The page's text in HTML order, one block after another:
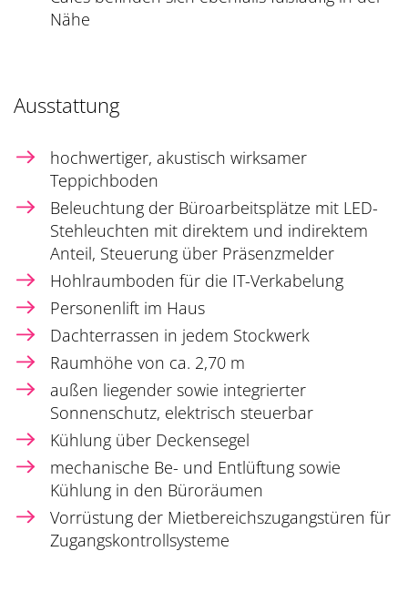
Nähe
Ausstattung
hochwertiger, akustisch wirksamer
Teppichboden
Beleuchtung der Büroarbeitsplätze mit LED-
Stehleuchten mit direktem und indirektem
Anteil, Steuerung über Präsenzmelder
Hohlraumboden für die IT-Verkabelung
Personenlift im Haus
Dachterrassen in jedem Stockwerk
Raumhöhe von ca. 2,70 m
außen liegender sowie integrierter
Sonnenschutz, elektrisch steuerbar
Kühlung über Deckensegel
mechanische Be- und Entlüftung sowie
Kühlung in den Büroräumen
Vorrüstung der Mietbereichszugangstüren für
Zugangskontrollsysteme